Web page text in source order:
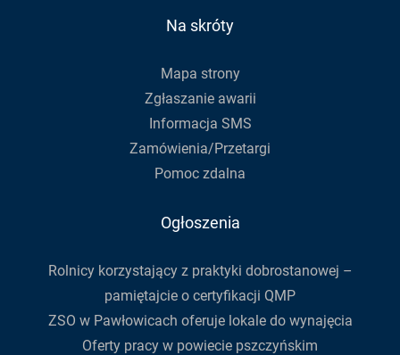
Na skróty
Mapa strony
Zgłaszanie awarii
Informacja SMS
Zamówienia/Przetargi
Pomoc zdalna
Ogłoszenia
Rolnicy korzystający z praktyki dobrostanowej –
pamiętajcie o certyfikacji QMP
ZSO w Pawłowicach oferuje lokale do wynajęcia
Oferty pracy w powiecie pszczyńskim